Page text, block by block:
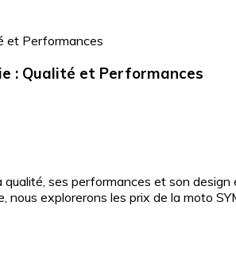
: Qualité et Performances
ses performances et son
nous explorerons les prix de la moto